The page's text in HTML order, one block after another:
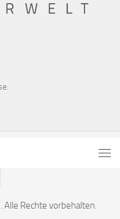
Rechte vorbehalten.